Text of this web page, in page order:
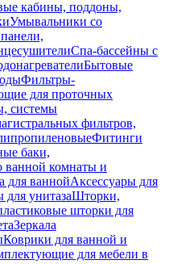
кабины, поддоны,
Умывальники со
Спа-бассейны с
Бытовые
Фильтры-
для проточных
системы
фильтров,
Фитинги
баки,
ванной комнаты и
для ваннойАксессуары для
унитазаШторки,
шторки для
Зеркала
Коврики для ванной и
для мебели в